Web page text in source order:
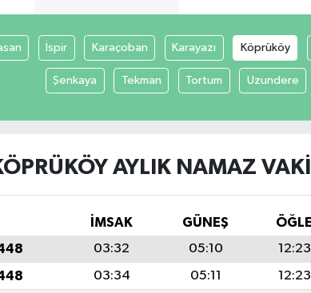
İspir Karaçoban Karayazı Köprüköy
Şenkaya Tekman Tortum Uzundere
AYLIK NAMAZ
İMSAK GÜNEŞ ÖĞLE
03:32 05:10 12:23
03:34 05:11 12:23